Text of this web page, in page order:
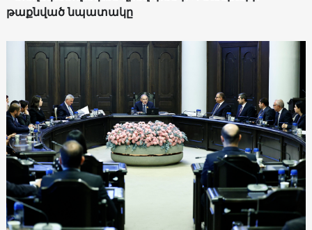
թաքնված նպատակը